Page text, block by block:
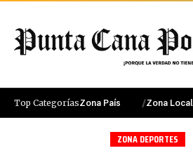
Top CategoríasZona País Zona Local
ZONA DEPORTES